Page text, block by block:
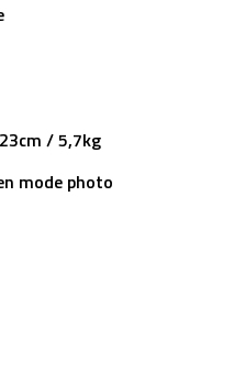
/ 5,7kg
mode photo